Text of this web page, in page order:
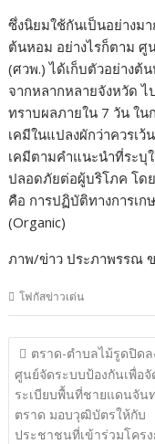
ซึ่งนิยมใช้กันเป็นอย่างมา
ต้นหอม อย่างไรก็ตาม
(ศวพ.) ได้เก็บตัวอย่างต้
จากหลากหลายจังหวัด ไ
ทราบผลภายใน 7 วัน ใน
เคมีในแปลงผักว่าควรเว้
เคมีตามคำแนะนำที่ระบุ
ปลอดภัยต่อผู้บริโภค โด
คือ การปฏิบัติทางการเก
(Organic)
ภาพ/ข่าว ประภาพรรณ
โฟกัสข่าวเด่น
แนะแนว
เรื่อง
ตราด-ตําบลไม้รูดปิดล
ศูนย์จัดระบบป้องกันเพื่อจั
ระเบียบพื้นที่ชายแดนจัน
ตราด มอบวุฒิบัตรให้กับ
ประชาชนที่เข้าร่วมโคร